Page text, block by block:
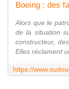
Alors que le
de la situation
constructeur,
Elles réclament